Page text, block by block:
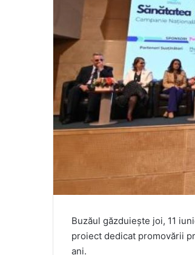
Buzăul găzduiește joi, 11
proiect dedicat promovării
ani.